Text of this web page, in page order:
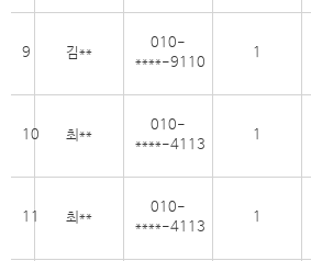
9 김**
010-
****-9110
1
10 최**
010-
****-4113
1
11 최**
010-
****-4113
1